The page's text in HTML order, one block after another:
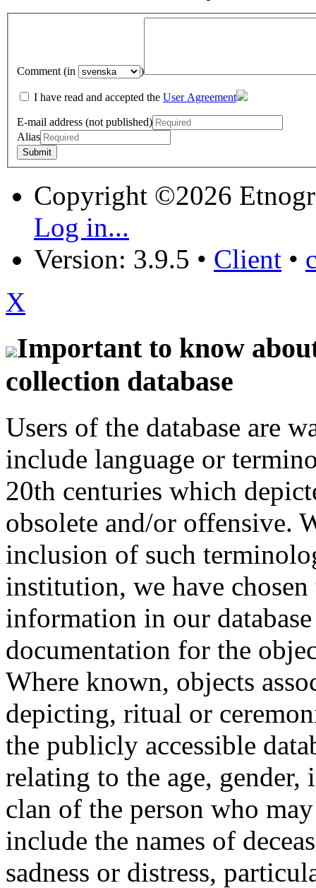
Comment (in )
I have read and accepted the User Agreement
E-mail address (not published)
Alias
Copyright ©2026
Log in...
Version: 3.9.5 • Client •
X
Important to know
collection database
Users of the database are
include language or
20th centuries which
obsolete and/or offensive.
inclusion of such
institution, we have
information in our
documentation for the
Where known, objects
depicting, ritual or
the publicly accessible
relating to the age,
clan of the person who
include the names of
sadness or distress,